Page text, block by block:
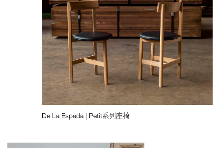
De La Espada | Petit系列座椅